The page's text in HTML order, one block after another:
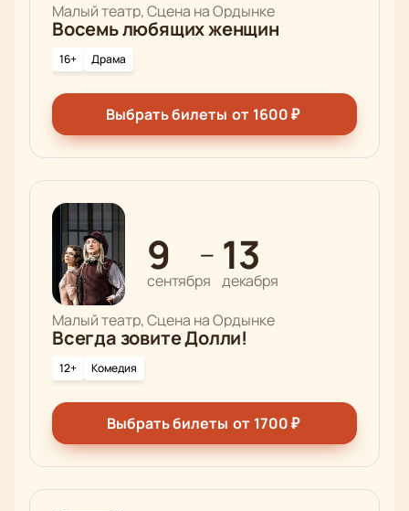
Малый театр, Сцена на Ордынке
Восемь любящих женщин
16+ Драма
Выбрать билеты от 1600₽
9
сентября
— 13
декабря
Малый театр, Сцена на Ордынке
Всегда зовите Долли!
12+ Комедия
Выбрать билеты от 1700₽